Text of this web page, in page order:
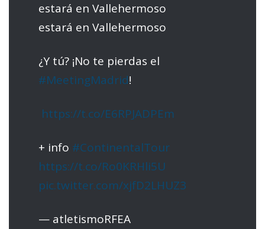
estará en Vallehermoso
estará en Vallehermoso
¿Y tú? ¡No te pierdas el
#MeetingMadrid!
https://t.co/E6RPJADPEm
+ info #ContinentalTour
https://t.co/Ro0KRHli5U
pic.twitter.com/xjfD2LHUZ3
— atletismoRFEA